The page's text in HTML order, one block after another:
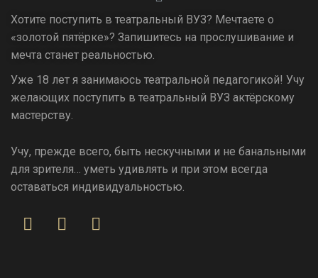
Хотите поступить в театральный ВУЗ? Мечтаете о
«золотой пятёрке»? Запишитесь на прослушивание и
мечта станет реальностью.
Уже 18 лет я занимаюсь театральной педагогикой! Учу
желающих поступить в театральный ВУЗ актёрскому
мастерству.
Учу, прежде всего, быть нескучными и не банальными
для зрителя… уметь удивлять и при этом всегда
оставаться индивидуальностью.